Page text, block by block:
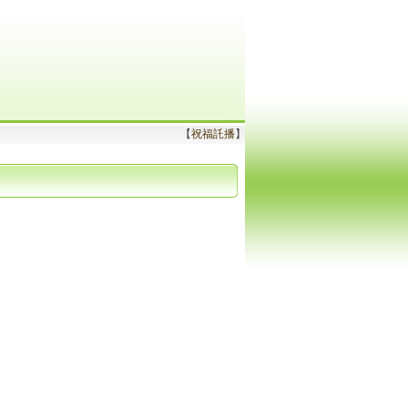
【祝福託播】